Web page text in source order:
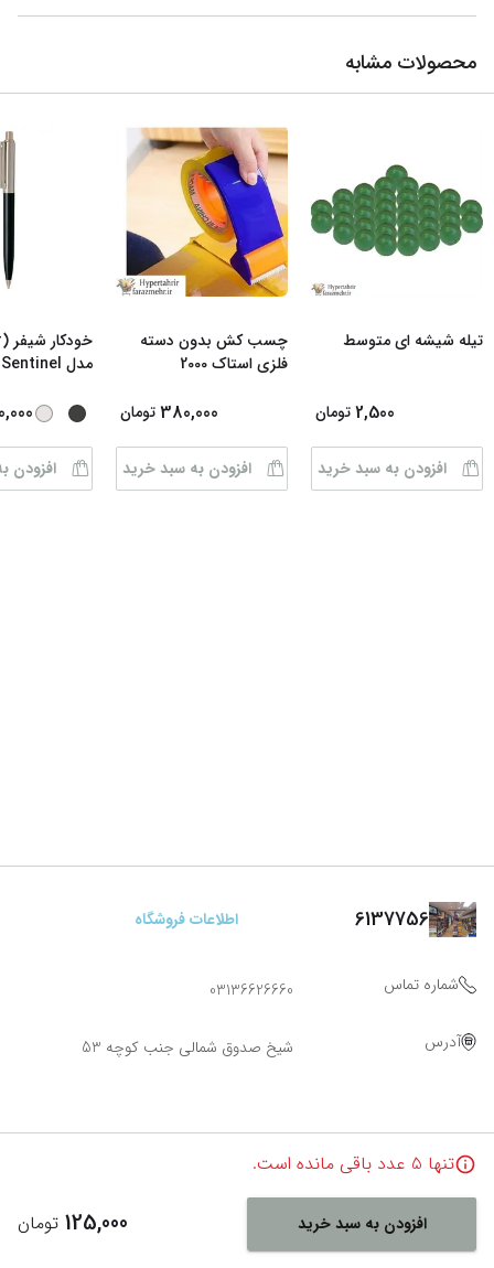
محصولات مشابه
تیله شیشه ای متوسط
2,500 تومان
افزودن به سبد خرید
چسب کش بدون دسته
فلزی استاک 2000
380,000 تومان
افزودن به سبد خرید
مدل Sentinel رن
افزودن
تنها 5 عدد باقی مانده است.
افزودن به سبد خرید 125,000 تومان
6137756 اطلاعات فروشگاه
شماره تماس 03136626660
آدرس شیخ صدوق شمالی جنب کوچه 53